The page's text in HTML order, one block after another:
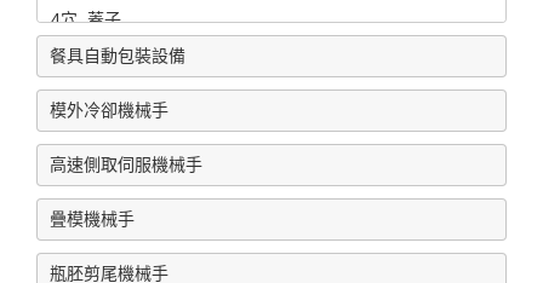
4穴, 蓋子
For LID, 2 Cavity
IML Robot 2.8L pail, 2 Cavity
餅干方盒,2穴
For 20L pail
16L pail , with pail taken-out
餐具自動包裝設備
模外冷卻機械手
高速側取伺服機械手
疊模機械手
瓶胚剪尾機械手